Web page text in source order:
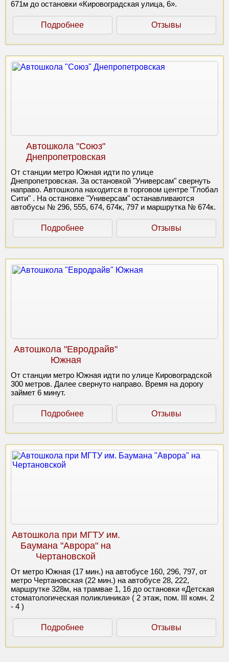
671м до остановки «Кировоградская улица, 6».
Подробнее Отзывы
Автошкола "Союз"
Днепропетровская
От станции метро Южная идти по улице
Днепропетровская. За остановкой "Универсам" свернуть
направо. Автошкола находится в торговом центре "Глобал
Сити" . На остановке "Универсам" останавливаются
автобусы № 296, 555, 674, 674к, 797 и маршрутка № 674к.
Подробнее Отзывы
Автошкола "Евродрайв"
Южная
От станции метро Южная идти по улице Кировоградской
300 метров. Далее свернуто направо. Время на дорогу
займет 6 минут.
Подробнее Отзывы
Автошкола при МГТУ им.
Баумана "Аврора" на
Чертановской
От метро Южная (17 мин.) на автобусе 160, 296, 797, от
метро Чертановская (22 мин.) на автобусе 28, 222,
маршрутке 328м, на трамвае 1, 16 до остановки «Детская
стоматологическая поликлиника» ( 2 этаж, пом. III комн. 2
- 4 )
Подробнее Отзывы